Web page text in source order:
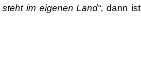
im eigenen Land“, dann ist